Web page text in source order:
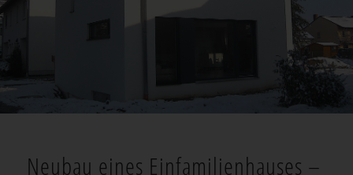
Neubau eines Einfamilienhauses –